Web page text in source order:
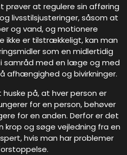
prøver at regulere sin afføring
livsstilsjusteringer, såsom at
og vand, og motionere
ikke er tilstrækkeligt, kan man
som en midlertidig
samråd med en læge og med
afhængighed og bivirkninger.
på, at hver person er
for en person, behøver
for en anden. Derfor er det
og søge vejledning fra en
hvis man har problemer